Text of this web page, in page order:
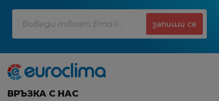
запиши се
ВРЪЗКА С НАС